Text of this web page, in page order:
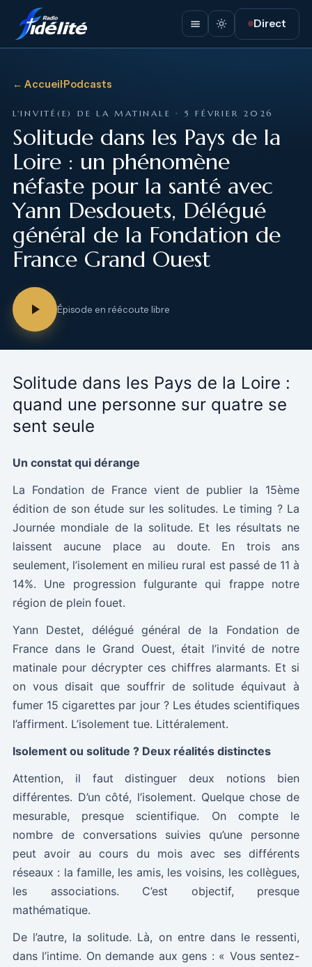
Direct
← Accueil·Podcasts
L'INVITÉ(E) DE LA MATINALE · 5 FÉVRIER 2026
Solitude dans les Pays de la
Loire : un phénomène
néfaste pour la santé avec
Yann Desdouets, Délégué
général de la Fondation de
France Grand Ouest
Épisode en réécoute libre
Solitude dans les Pays de la Loire :
quand une personne sur quatre se
sent seule
Un constat qui dérange
La Fondation de France vient de publier la 15ème
édition de son étude sur les solitudes. Le timing ? La
Journée mondiale de la solitude. Et les résultats ne
laissent aucune place au doute. En trois ans
seulement, l’isolement en milieu rural est passé de 11 à
14%. Une progression fulgurante qui frappe notre
région de plein fouet.
Yann Destet, délégué général de la Fondation de
France dans le Grand Ouest, était l’invité de notre
matinale pour décrypter ces chiffres alarmants. Et si
on vous disait que souffrir de solitude équivaut à
fumer 15 cigarettes par jour ? Les études scientifiques
l’affirment. L’isolement tue. Littéralement.
Isolement ou solitude ? Deux réalités distinctes
Attention, il faut distinguer deux notions bien
différentes. D’un côté, l’isolement. Quelque chose de
mesurable, presque scientifique. On compte le
nombre de conversations suivies qu’une personne
peut avoir au cours du mois avec ses différents
réseaux : la famille, les amis, les voisins, les collègues,
les associations. C’est objectif, presque
mathématique.
De l’autre, la solitude. Là, on entre dans le ressenti,
dans l’intime. On demande aux gens : « Vous sentez-